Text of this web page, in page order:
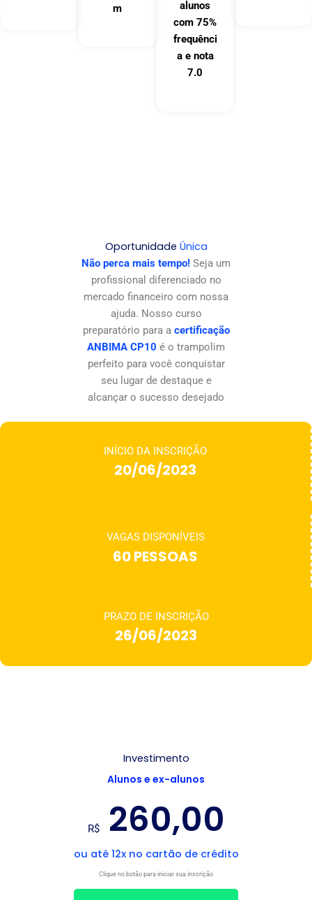
m
alunos
com 75%
frequênci
a e nota
7.0
Oportunidade Única
Não perca mais tempo! Seja um
profissional diferenciado no
mercado financeiro com nossa
ajuda. Nosso curso
preparatório para a certificação
ANBIMA CP10 é o trampolim
perfeito para você conquistar
seu lugar de destaque e
alcançar o sucesso desejado
INÍCIO DA INSCRIÇÃO
20/06/2023
VAGAS DISPONÍVEIS
60 PESSOAS
PRAZO DE INSCRIÇÃO
26/06/2023
Investimento
Alunos e ex-alunos
R$ 260,00
ou até 12x no cartão de crédito
Clique no botão para iniciar sua inscrição